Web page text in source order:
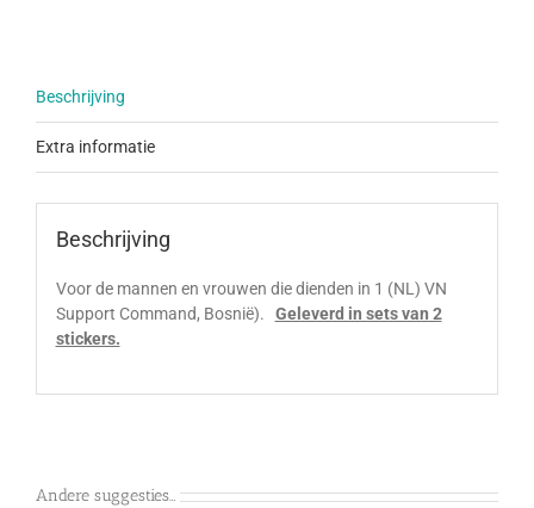
Beschrijving
Extra informatie
Beschrijving
Voor de mannen en vrouwen die dienden in 1 (NL) VN
Support Command, Bosnië). Geleverd in sets van 2
stickers.
Andere suggesties…